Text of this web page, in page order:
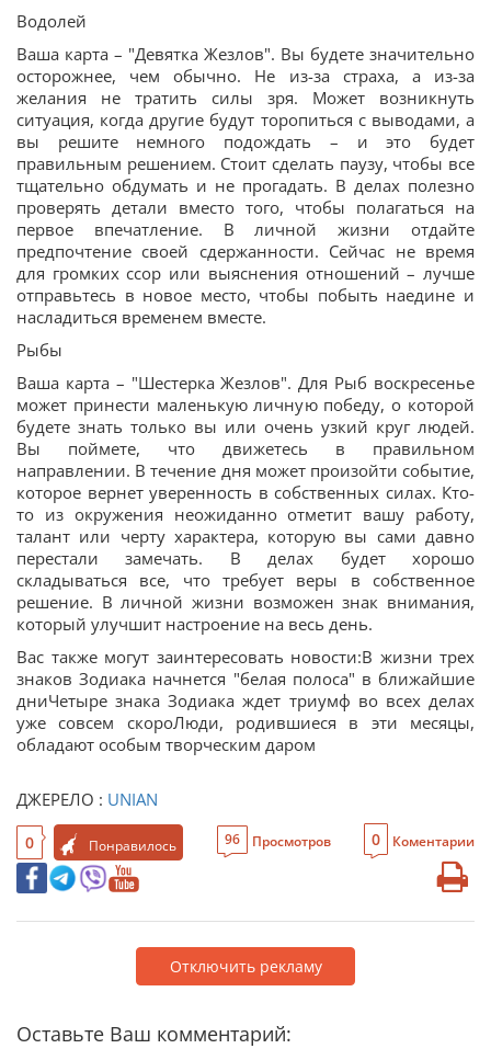
Водолей
Ваша карта – "Девятка Жезлов". Вы будете значительно
осторожнее, чем обычно. Не из-за страха, а из-за
желания не тратить силы зря. Может возникнуть
ситуация, когда другие будут торопиться с выводами, а
вы решите немного подождать – и это будет
правильным решением. Стоит сделать паузу, чтобы все
тщательно обдумать и не прогадать. В делах полезно
проверять детали вместо того, чтобы полагаться на
первое впечатление. В личной жизни отдайте
предпочтение своей сдержанности. Сейчас не время
для громких ссор или выяснения отношений – лучше
отправьтесь в новое место, чтобы побыть наедине и
насладиться временем вместе.
Рыбы
Ваша карта – "Шестерка Жезлов". Для Рыб воскресенье
может принести маленькую личную победу, о которой
будете знать только вы или очень узкий круг людей.
Вы поймете, что движетесь в правильном
направлении. В течение дня может произойти событие,
которое вернет уверенность в собственных силах. Кто-
то из окружения неожиданно отметит вашу работу,
талант или черту характера, которую вы сами давно
перестали замечать. В делах будет хорошо
складываться все, что требует веры в собственное
решение. В личной жизни возможен знак внимания,
который улучшит настроение на весь день.
Вас также могут заинтересовать новости:В жизни трех
знаков Зодиака начнется "белая полоса" в ближайшие
дниЧетыре знака Зодиака ждет триумф во всех делах
уже совсем скороЛюди, родившиеся в эти месяцы,
обладают особым творческим даром
ДЖЕРЕЛО : UNIAN
0 Понравилось 96 Просмотров 0 Коментарии
Отключить рекламу
Оставьте Ваш комментарий: